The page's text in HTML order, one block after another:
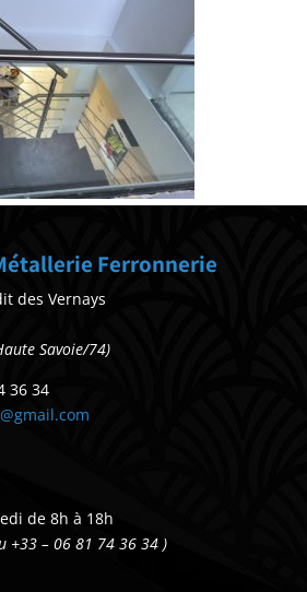
Ferronnerie
des Vernays
Savoie/74)
36 34
de 8h à 18h
+33 – 06 81 74 36 34 )